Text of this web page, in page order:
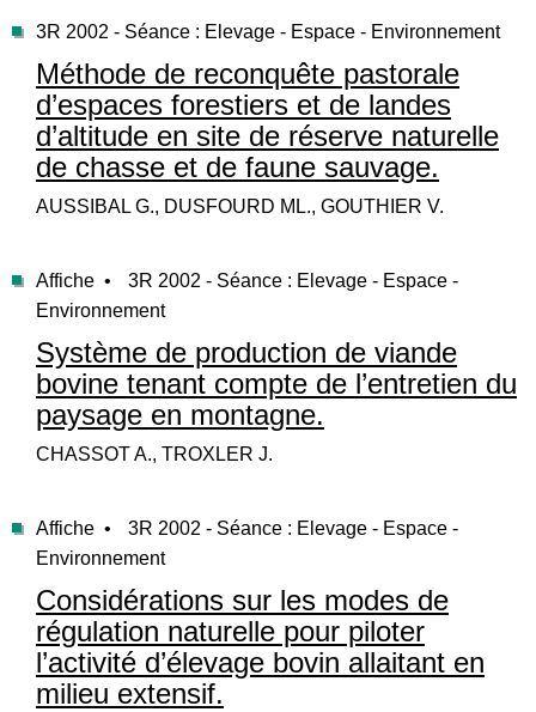
3R 2002 - Séance : Elevage - Espace - Environnement
Méthode de reconquête pastorale
d’espaces forestiers et de landes
d’altitude en site de réserve naturelle
de chasse et de faune sauvage.
AUSSIBAL G., DUSFOURD ML., GOUTHIER V.
Affiche •
3R 2002 - Séance : Elevage - Espace -
Environnement
Système de production de viande
bovine tenant compte de l’entretien du
paysage en montagne.
CHASSOT A., TROXLER J.
Affiche •
3R 2002 - Séance : Elevage - Espace -
Environnement
Considérations sur les modes de
régulation naturelle pour piloter
l’activité d’élevage bovin allaitant en
milieu extensif.